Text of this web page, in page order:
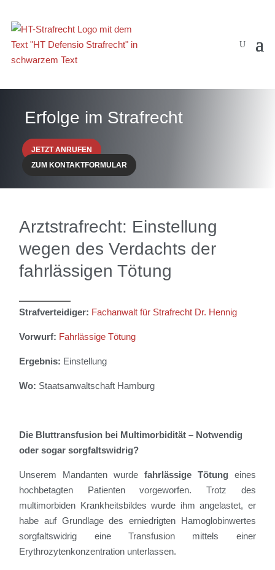
Erfolge im Strafrecht
JETZT ANRUFEN
ZUM KONTAKTFORMULAR
Arztstrafrecht: Einstellung
wegen des Verdachts der
fahrlässigen Tötung
Strafverteidiger: Fachanwalt für Strafrecht Dr. Hennig
Vorwurf: Fahrlässige Tötung
Ergebnis: Einstellung
Wo: Staatsanwaltschaft Hamburg
Die Bluttransfusion bei Multimorbidität – Notwendig
oder sogar sorgfaltswidrig?
Unserem Mandanten wurde fahrlässige Tötungeines
hochbetagten Patienten vorgeworfen. Trotz des
multimorbiden Krankheitsbildes wurde ihm angelastet, er
habe auf Grundlage des erniedrigten Hamoglobinwertes
sorgfaltswidrig eine Transfusion mittels einer
Erythrozytenkonzentration unterlassen.